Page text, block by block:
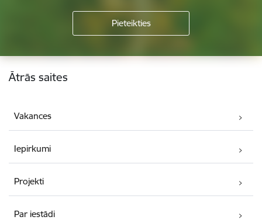
Kājene
Ātrās saites
Vakances
Iepirkumi
Projekti
Par iestādi